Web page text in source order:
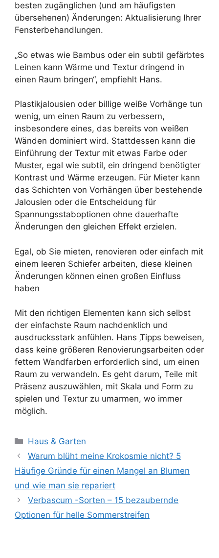
besten zugänglichen (und am häufigsten
übersehenen) Änderungen: Aktualisierung Ihrer
Fensterbehandlungen.
„So etwas wie Bambus oder ein subtil gefärbtes
Leinen kann Wärme und Textur dringend in
einen Raum bringen“, empfiehlt Hans.
Plastikjalousien oder billige weiße Vorhänge tun
wenig, um einen Raum zu verbessern,
insbesondere eines, das bereits von weißen
Wänden dominiert wird. Stattdessen kann die
Einführung der Textur mit etwas Farbe oder
Muster, egal wie subtil, ein dringend benötigter
Kontrast und Wärme erzeugen. Für Mieter kann
das Schichten von Vorhängen über bestehende
Jalousien oder die Entscheidung für
Spannungsstaboptionen ohne dauerhafte
Änderungen den gleichen Effekt erzielen.
Egal, ob Sie mieten, renovieren oder einfach mit
einem leeren Schiefer arbeiten, diese kleinen
Änderungen können einen großen Einfluss
haben
Mit den richtigen Elementen kann sich selbst
der einfachste Raum nachdenklich und
ausdrucksstark anfühlen. Hans ‚Tipps beweisen,
dass keine größeren Renovierungsarbeiten oder
fettem Wandfarben erforderlich sind, um einen
Raum zu verwandeln. Es geht darum, Teile mit
Präsenz auszuwählen, mit Skala und Form zu
spielen und Textur zu umarmen, wo immer
möglich.
Kategorien
Haus & Garten
Warum blüht meine Krokosmie nicht? 5
Häufige Gründe für einen Mangel an Blumen
und wie man sie repariert
Verbascum -Sorten – 15 bezaubernde
Optionen für helle Sommerstreifen